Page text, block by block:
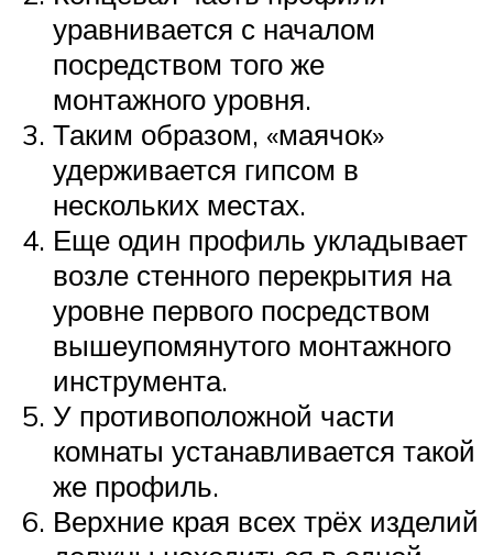
уравнивается с началом
посредством того же
монтажного уровня.
Таким образом, «маячок»
удерживается гипсом в
нескольких местах.
Еще один профиль укладывает
возле стенного перекрытия на
уровне первого посредством
вышеупомянутого монтажного
инструмента.
У противоположной части
комнаты устанавливается такой
же профиль.
Верхние края всех трёх изделий